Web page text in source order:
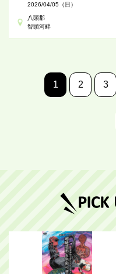
2026/04/05（日）
八頭郡
智頭河畔
1 2 3